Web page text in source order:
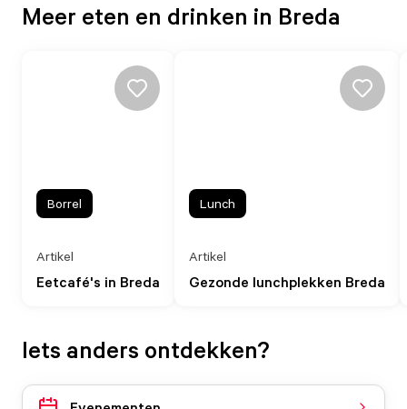
Meer eten en drinken in Breda
Eetcafé's in Breda
Artikel
Borrel
Gezonde lunchplekken Breda
Artikel
Lunch
Iets anders ontdekken?